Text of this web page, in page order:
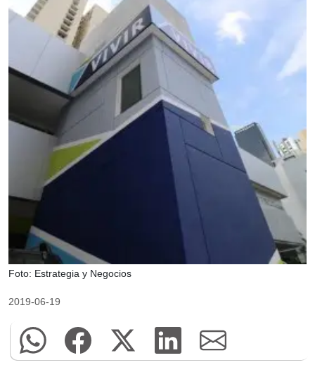
Foto: Estrategia y Negocios
2019-06-19